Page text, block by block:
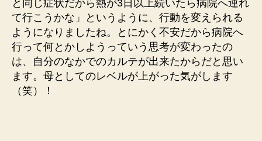
と同じ症状だから熱が3日以上続いたら病院へ連れ
て行こうかな」というように、行動を変えられる
ようになりましたね。とにかく不安だから病院へ
行って何とかしようっていう思考が変わったの
は、自分のなかでのカルテが出来たからだと思い
ます。母としてのレベルが上がった気がします
（笑）！